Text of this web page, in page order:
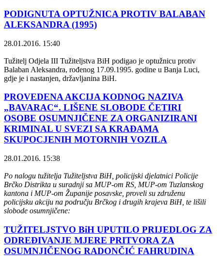
PODIGNUTA OPTUŽNICA PROTIV BALABAN
ALEKSANDRA (1995)
28.01.2016. 15:40
Tužitelj Odjela III Tužiteljstva BiH podigao je optužnicu protiv
Balaban Aleksandra, rođenog 17.09.1995. godine u Banja Luci,
gdje je i nastanjen, državljanina BiH.
PROVEDENA AKCIJA KODNOG NAZIVA
„BAVARAC“. LIŠENE SLOBODE ČETIRI
OSOBE OSUMNJIČENE ZA ORGANIZIRANI
KRIMINAL U SVEZI SA KRAĐAMA
SKUPOCJENIH MOTORNIH VOZILA
28.01.2016. 15:38
Po nalogu tužitelja Tužiteljstva BiH, policijski djelatnici Policije
Brčko Distrikta u suradnji sa MUP-om RS, MUP-om Tuzlanskog
kantona i MUP-om Županije posavske, proveli su združenu
policijsku akciju na području Brčkog i drugih krajeva BiH, te lišili
slobode osumnjičene:
TUŽITELJSTVO BiH UPUTILO PRIJEDLOG ZA
ODREĐIVANJE MJERE PRITVORA ZA
OSUMNJIČENOG RADONČIĆ FAHRUDINA